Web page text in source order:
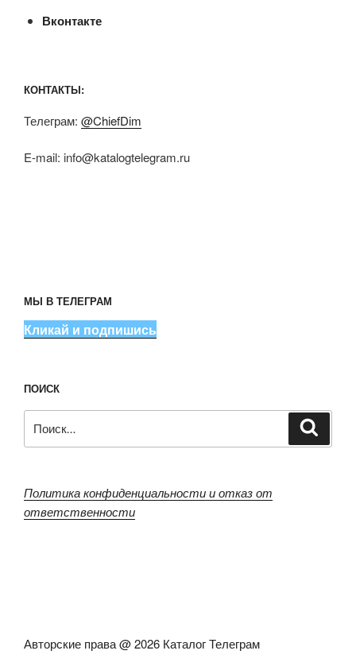
Вконтакте
КОНТАКТЫ:
Телеграм: @ChiefDim
E-mail: info@katalogtelegram.ru
МЫ В ТЕЛЕГРАМ
Кликай и подпишись
ПОИСК
Политика конфиденциальности и отказ от
ответственности
Авторские права @ 2026 Каталог Телеграм